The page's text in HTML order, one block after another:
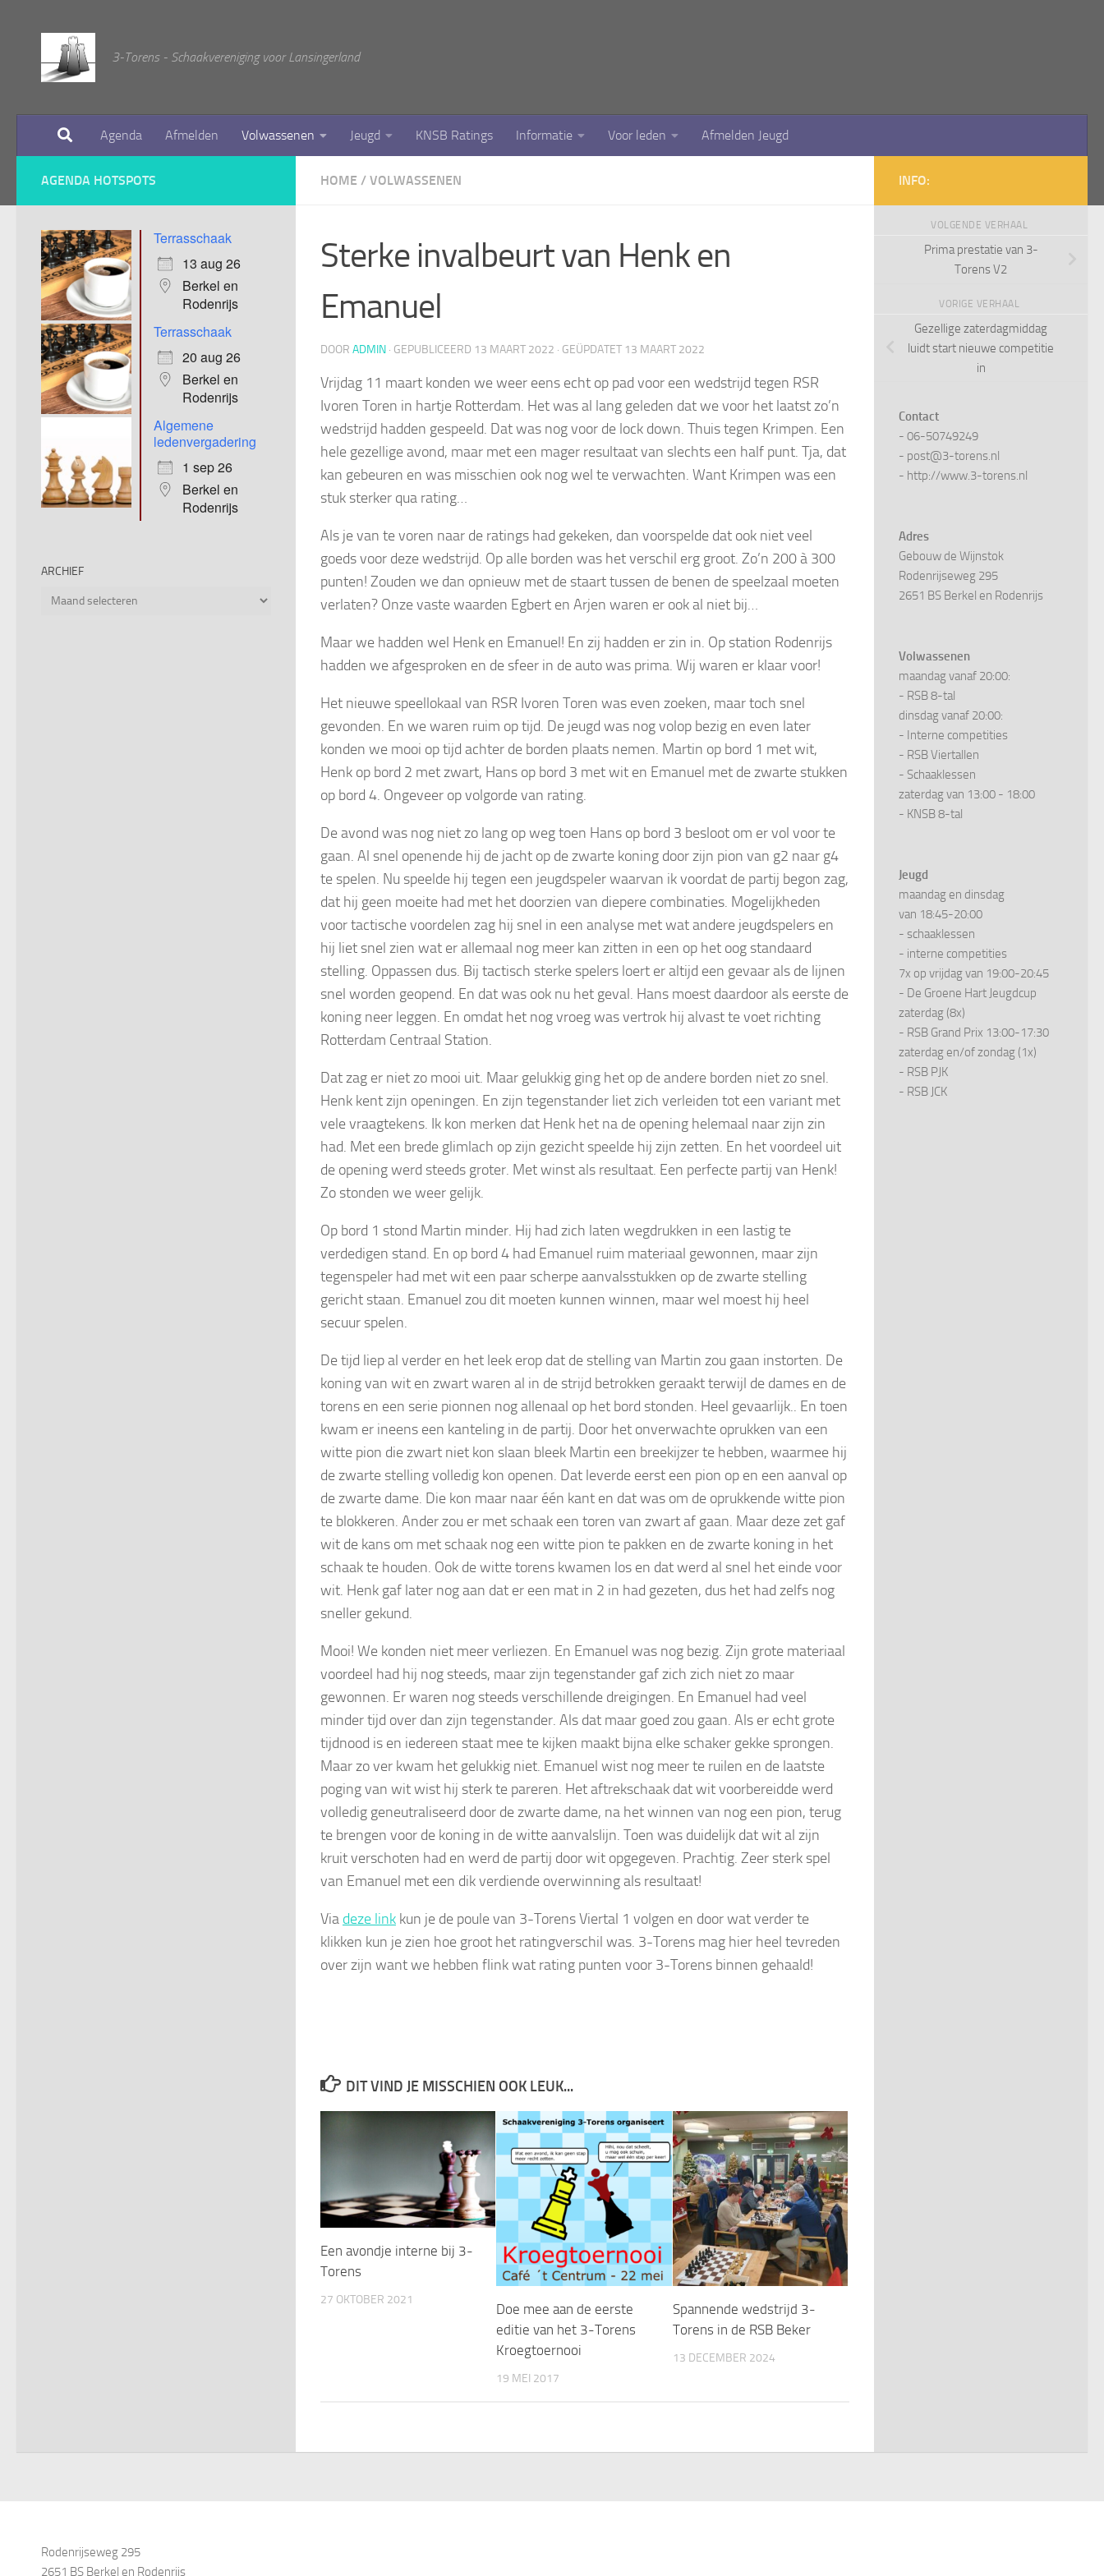
3-Torens - Schaakvereniging voor Lansingerland
Agenda Afmelden Volwassenen Jeugd KNSB Ratings Informatie Voor leden Afmelden Jeugd
HOME / VOLWASSENEN
Sterke invalbeurt van Henk en
Emanuel
DOOR ADMIN · GEPUBLICEERD 13 MAART 2022 · GEÜPDATET 13 MAART 2022
Vrijdag 11 maart konden we weer eens echt op pad voor een wedstrijd tegen RSR
Ivoren Toren in hartje Rotterdam. Het was al lang geleden dat we voor het laatst zo’n
wedstrijd hadden gespeeld. Dat was nog voor de lock down. Thuis tegen Krimpen. Een
hele gezellige avond, maar met een mager resultaat van slechts een half punt. Tja, dat
kan gebeuren en was misschien ook nog wel te verwachten. Want Krimpen was een
stuk sterker qua rating…
Als je van te voren naar de ratings had gekeken, dan voorspelde dat ook niet veel
goeds voor deze wedstrijd. Op alle borden was het verschil erg groot. Zo’n 200 à 300
punten! Zouden we dan opnieuw met de staart tussen de benen de speelzaal moeten
verlaten? Onze vaste waarden Egbert en Arjen waren er ook al niet bij…
Maar we hadden wel Henk en Emanuel! En zij hadden er zin in. Op station Rodenrijs
hadden we afgesproken en de sfeer in de auto was prima. Wij waren er klaar voor!
Het nieuwe speellokaal van RSR Ivoren Toren was even zoeken, maar toch snel
gevonden. En we waren ruim op tijd. De jeugd was nog volop bezig en even later
konden we mooi op tijd achter de borden plaats nemen. Martin op bord 1 met wit,
Henk op bord 2 met zwart, Hans op bord 3 met wit en Emanuel met de zwarte stukken
op bord 4. Ongeveer op volgorde van rating.
De avond was nog niet zo lang op weg toen Hans op bord 3 besloot om er vol voor te
gaan. Al snel openende hij de jacht op de zwarte koning door zijn pion van g2 naar g4
te spelen. Nu speelde hij tegen een jeugdspeler waarvan ik voordat de partij begon zag,
dat hij geen moeite had met het doorzien van diepere combinaties. Mogelijkheden
voor tactische voordelen zag hij snel in een analyse met wat andere jeugdspelers en
hij liet snel zien wat er allemaal nog meer kan zitten in een op het oog standaard
stelling. Oppassen dus. Bij tactisch sterke spelers loert er altijd een gevaar als de lijnen
snel worden geopend. En dat was ook nu het geval. Hans moest daardoor als eerste de
koning neer leggen. En omdat het nog vroeg was vertrok hij alvast te voet richting
Rotterdam Centraal Station.
Dat zag er niet zo mooi uit. Maar gelukkig ging het op de andere borden niet zo snel.
Henk kent zijn openingen. En zijn tegenstander liet zich verleiden tot een variant met
vele vraagtekens. Ik kon merken dat Henk het na de opening helemaal naar zijn zin
had. Met een brede glimlach op zijn gezicht speelde hij zijn zetten. En het voordeel uit
de opening werd steeds groter. Met winst als resultaat. Een perfecte partij van Henk!
Zo stonden we weer gelijk.
Op bord 1 stond Martin minder. Hij had zich laten wegdrukken in een lastig te
verdedigen stand. En op bord 4 had Emanuel ruim materiaal gewonnen, maar zijn
tegenspeler had met wit een paar scherpe aanvalsstukken op de zwarte stelling
gericht staan. Emanuel zou dit moeten kunnen winnen, maar wel moest hij heel
secuur spelen.
De tijd liep al verder en het leek erop dat de stelling van Martin zou gaan instorten. De
koning van wit en zwart waren al in de strijd betrokken geraakt terwijl de dames en de
torens en een serie pionnen nog allenaal op het bord stonden. Heel gevaarlijk.. En toen
kwam er ineens een kanteling in de partij. Door het onverwachte oprukken van een
witte pion die zwart niet kon slaan bleek Martin een breekijzer te hebben, waarmee hij
de zwarte stelling volledig kon openen. Dat leverde eerst een pion op en een aanval op
de zwarte dame. Die kon maar naar één kant en dat was om de oprukkende witte pion
te blokkeren. Ander zou er met schaak een toren van zwart af gaan. Maar deze zet gaf
wit de kans om met schaak nog een witte pion te pakken en de zwarte koning in het
schaak te houden. Ook de witte torens kwamen los en dat werd al snel het einde voor
wit. Henk gaf later nog aan dat er een mat in 2 in had gezeten, dus het had zelfs nog
sneller gekund.
Mooi! We konden niet meer verliezen. En Emanuel was nog bezig. Zijn grote materiaal
voordeel had hij nog steeds, maar zijn tegenstander gaf zich zich niet zo maar
gewonnen. Er waren nog steeds verschillende dreigingen. En Emanuel had veel
minder tijd over dan zijn tegenstander. Als dat maar goed zou gaan. Als er echt grote
tijdnood is en iedereen staat mee te kijken maakt bijna elke schaker gekke sprongen.
Maar zo ver kwam het gelukkig niet. Emanuel wist nog meer te ruilen en de laatste
poging van wit wist hij sterk te pareren. Het aftrekschaak dat wit voorbereidde werd
volledig geneutraliseerd door de zwarte dame, na het winnen van nog een pion, terug
te brengen voor de koning in de witte aanvalslijn. Toen was duidelijk dat wit al zijn
kruit verschoten had en werd de partij door wit opgegeven. Prachtig. Zeer sterk spel
van Emanuel met een dik verdiende overwinning als resultaat!
Via deze link kun je de poule van 3-Torens Viertal 1 volgen en door wat verder te
klikken kun je zien hoe groot het ratingverschil was. 3-Torens mag hier heel tevreden
over zijn want we hebben flink wat rating punten voor 3-Torens binnen gehaald!
DIT VIND JE MISSCHIEN OOK LEUK...
Een avondje interne bij 3-
Torens
27 OKTOBER 2021
Doe mee aan de eerste
editie van het 3-Torens
Kroegtoernooi
19 MEI 2017
Spannende wedstrijd 3-
Torens in de RSB Beker
13 DECEMBER 2024
AGENDA HOTSPOTS
Terrasschaak
13 aug 26
Berkel en
Rodenrijs
Terrasschaak
20 aug 26
Berkel en
Rodenrijs
Algemene
ledenvergadering
1 sep 26
Berkel en
Rodenrijs
ARCHIEF
Archief
INFO:
VOLGENDE VERHAAL
Prima prestatie van 3-
Torens V2
VORIGE VERHAAL
Gezellige zaterdagmiddag
luidt start nieuwe competitie
in
Contact
- 06-50749249
- post@3-torens.nl
- http://www.3-torens.nl
Adres
Gebouw de Wijnstok
Rodenrijseweg 295
2651 BS Berkel en Rodenrijs
Volwassenen
maandag vanaf 20:00:
- RSB 8-tal
dinsdag vanaf 20:00:
- Interne competities
- RSB Viertallen
- Schaaklessen
zaterdag van 13:00 - 18:00
- KNSB 8-tal
Jeugd
maandag en dinsdag
van 18:45-20:00
- schaaklessen
- interne competities
7x op vrijdag van 19:00-20:45
- De Groene Hart Jeugdcup
zaterdag (8x)
- RSB Grand Prix 13:00-17:30
zaterdag en/of zondag (1x)
- RSB PJK
- RSB JCK
Rodenrijseweg 295
2651 BS Berkel en Rodenrijs